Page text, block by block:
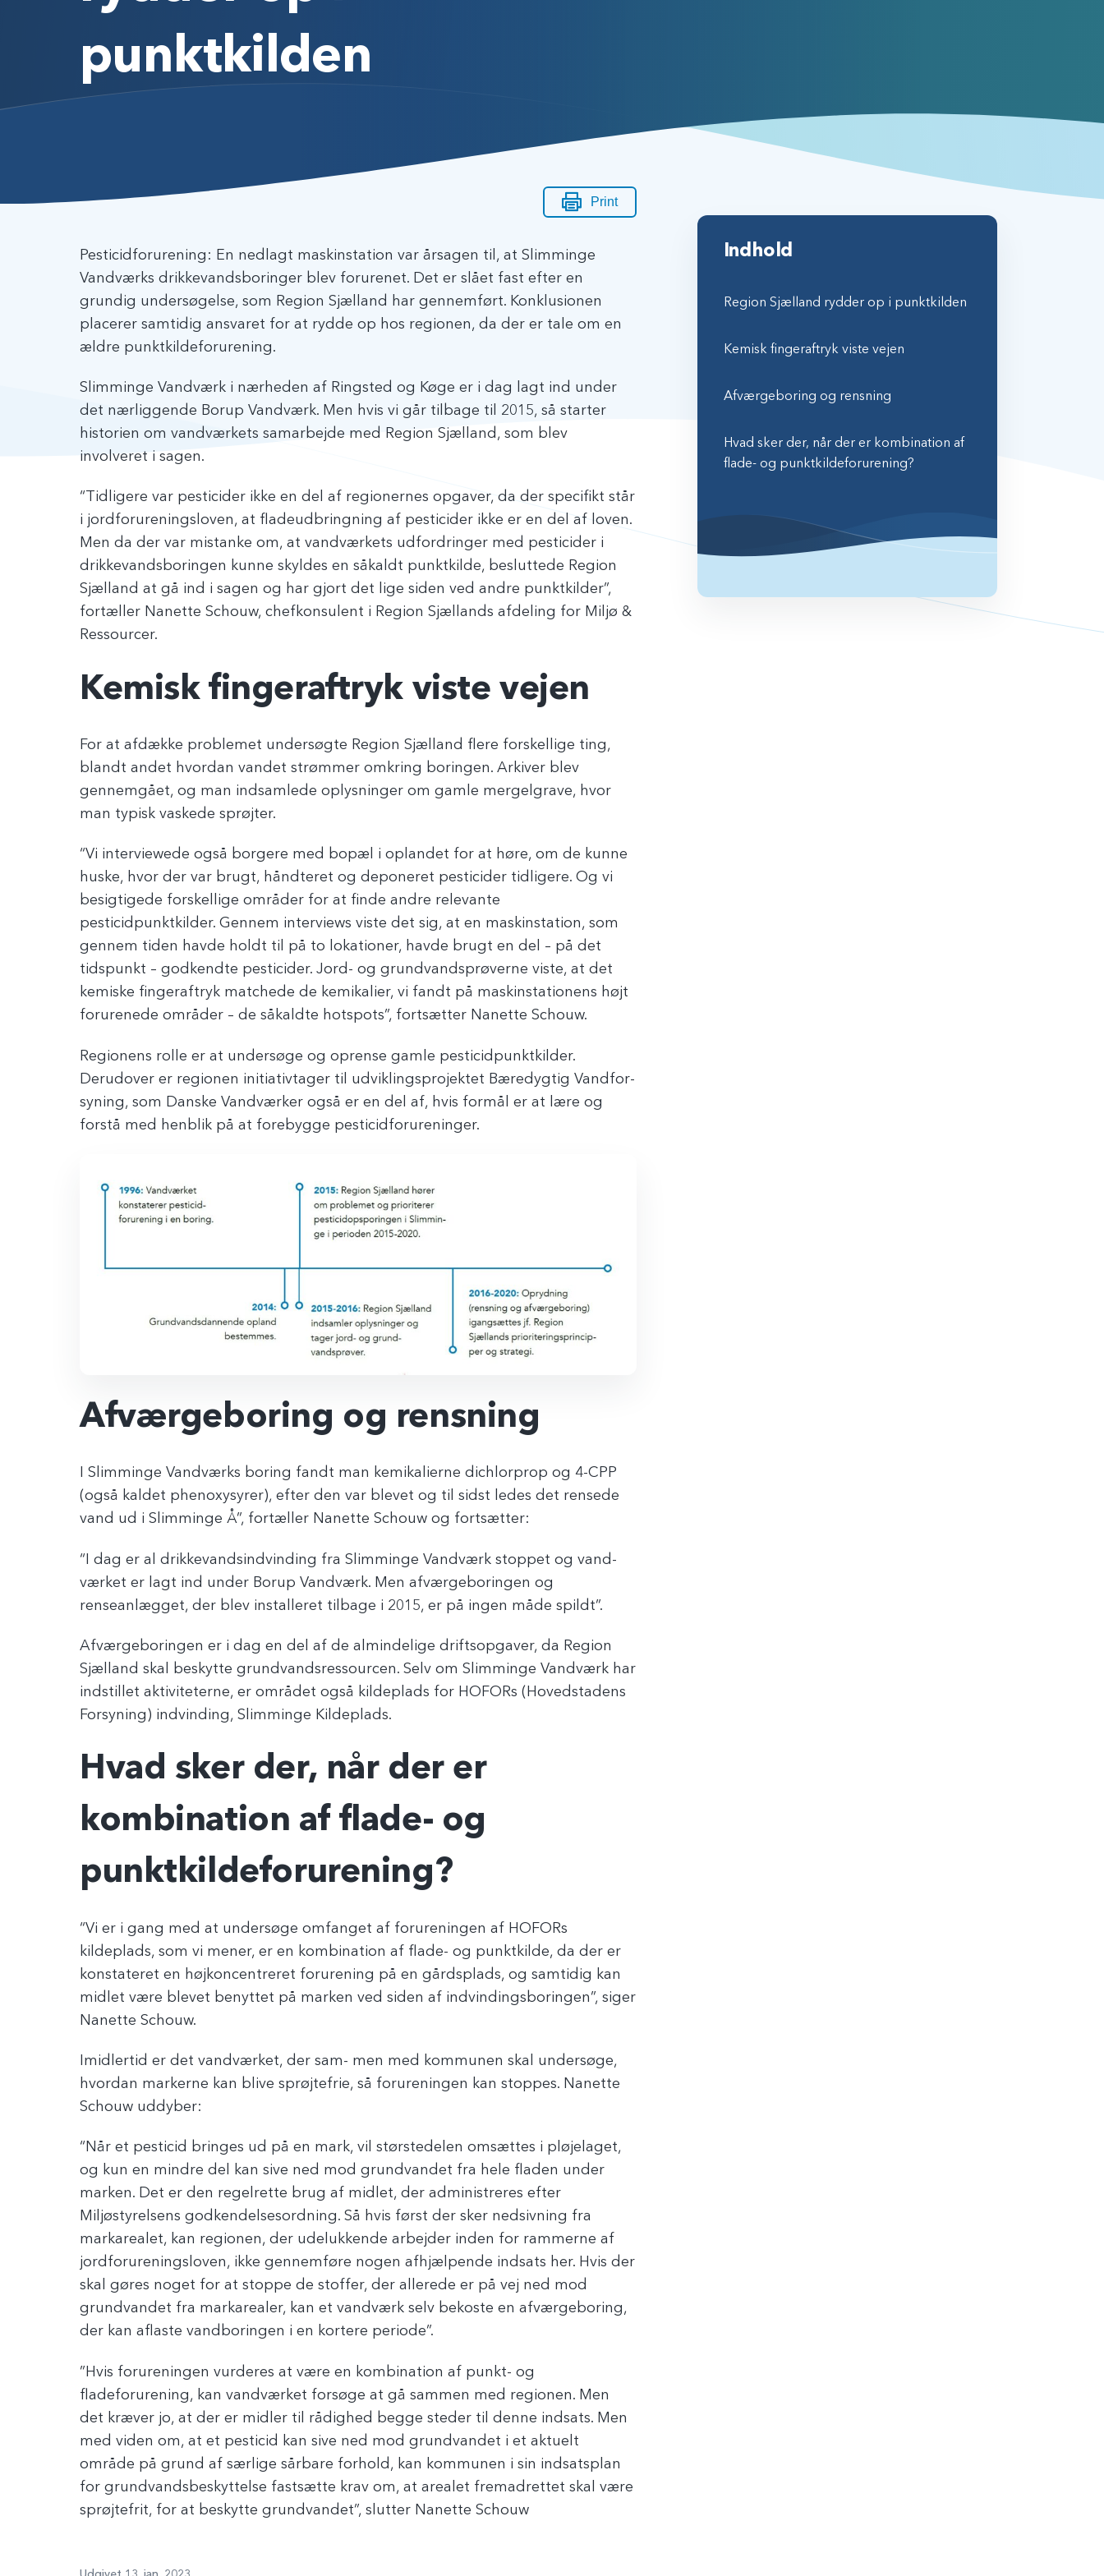
punktkilden
Print
Pesticidforurening: En nedlagt maskinstation var årsagen til, at Slimminge
Vandværks drikkevandsboringer blev forurenet. Det er slået fast efter en
grundig undersøgelse, som Region Sjælland har gennemført. Konklusionen
placerer samtidig ansvaret for at rydde op hos regionen, da der er tale om en
ældre punktkildeforurening.
Slimminge Vandværk i nærheden af Ringsted og Køge er i dag lagt ind under
det nærliggende Borup Vandværk. Men hvis vi går tilbage til 2015, så starter
historien om vandværkets samarbejde med Region Sjælland, som blev
involveret i sagen.
“Tidligere var pesticider ikke en del af regionernes opgaver, da der specifikt står
i jordforureningsloven, at fladeudbringning af pesticider ikke er en del af loven.
Men da der var mistanke om, at vandværkets udfordringer med pesticider i
drikkevandsboringen kunne skyldes en såkaldt punktkilde, besluttede Region
Sjælland at gå ind i sagen og har gjort det lige siden ved andre punktkilder”,
fortæller Nanette Schouw, chefkonsulent i Region Sjællands afdeling for Miljø &
Ressourcer.
Kemisk fingeraftryk viste vejen
For at afdække problemet undersøgte Region Sjælland flere forskellige ting,
blandt andet hvordan vandet strømmer omkring boringen. Arkiver blev
gennemgået, og man indsamlede oplysninger om gamle mergelgrave, hvor
man typisk vaskede sprøjter.
“Vi interviewede også borgere med bopæl i oplandet for at høre, om de kunne
huske, hvor der var brugt, håndteret og deponeret pesticider tidligere. Og vi
besigtigede forskellige områder for at finde andre relevante
pesticidpunktkilder. Gennem interviews viste det sig, at en maskinstation, som
gennem tiden havde holdt til på to lokationer, havde brugt en del – på det
tidspunkt – godkendte pesticider. Jord- og grundvandsprøverne viste, at det
kemiske fingeraftryk matchede de kemikalier, vi fandt på maskinstationens højt
forurenede områder – de såkaldte hotspots”, fortsætter Nanette Schouw.
Regionens rolle er at undersøge og oprense gamle pesticidpunktkilder.
Derudover er regionen initiativtager til udviklingsprojektet Bæredygtig Vandfor-
syning, som Danske Vandværker også er en del af, hvis formål er at lære og
forstå med henblik på at forebygge pesticidforureninger.
Afværgeboring og rensning
I Slimminge Vandværks boring fandt man kemikalierne dichlorprop og 4-CPP
(også kaldet phenoxysyrer), efter den var blevet og til sidst ledes det rensede
vand ud i Slimminge Å”, fortæller Nanette Schouw og fortsætter:
“I dag er al drikkevandsindvinding fra Slimminge Vandværk stoppet og vand-
værket er lagt ind under Borup Vandværk. Men afværgeboringen og
renseanlægget, der blev installeret tilbage i 2015, er på ingen måde spildt”.
Afværgeboringen er i dag en del af de almindelige driftsopgaver, da Region
Sjælland skal beskytte grundvandsressourcen. Selv om Slimminge Vandværk har
indstillet aktiviteterne, er området også kildeplads for HOFORs (Hovedstadens
Forsyning) indvinding, Slimminge Kildeplads.
Hvad sker der, når der er
kombination af flade- og
punktkildeforurening?
“Vi er i gang med at undersøge omfanget af forureningen af HOFORs
kildeplads, som vi mener, er en kombination af flade- og punktkilde, da der er
konstateret en højkoncentreret forurening på en gårdsplads, og samtidig kan
midlet være blevet benyttet på marken ved siden af indvindingsboringen”, siger
Nanette Schouw.
Imidlertid er det vandværket, der sam- men med kommunen skal undersøge,
hvordan markerne kan blive sprøjtefrie, så forureningen kan stoppes. Nanette
Schouw uddyber:
“Når et pesticid bringes ud på en mark, vil størstedelen omsættes i pløjelaget,
og kun en mindre del kan sive ned mod grundvandet fra hele fladen under
marken. Det er den regelrette brug af midlet, der administreres efter
Miljøstyrelsens godkendelsesordning. Så hvis først der sker nedsivning fra
markarealet, kan regionen, der udelukkende arbejder inden for rammerne af
jordforureningsloven, ikke gennemføre nogen afhjælpende indsats her. Hvis der
skal gøres noget for at stoppe de stoffer, der allerede er på vej ned mod
grundvandet fra markarealer, kan et vandværk selv bekoste en afværgeboring,
der kan aflaste vandboringen i en kortere periode”.
”Hvis forureningen vurderes at være en kombination af punkt- og
fladeforurening, kan vandværket forsøge at gå sammen med regionen. Men
det kræver jo, at der er midler til rådighed begge steder til denne indsats. Men
med viden om, at et pesticid kan sive ned mod grundvandet i et aktuelt
område på grund af særlige sårbare forhold, kan kommunen i sin indsatsplan
for grundvandsbeskyttelse fastsætte krav om, at arealet fremadrettet skal være
sprøjtefrit, for at beskytte grundvandet”, slutter Nanette Schouw
Indhold
Region Sjælland rydder op i punktkilden
Kemisk fingeraftryk viste vejen
Afværgeboring og rensning
Hvad sker der, når der er kombination af
flade- og punktkildeforurening?